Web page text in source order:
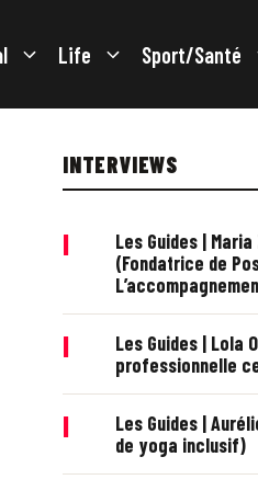
Life Sport/Santé
INTERVIEWS
|
Les Guides |
(Fondatrice de
|
Les Guides | Lola
professionnelle
|
Les Guides |
de yoga inclusif)